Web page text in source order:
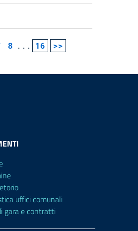
8 ... 16 >>
uffici comunali
gara e contratti